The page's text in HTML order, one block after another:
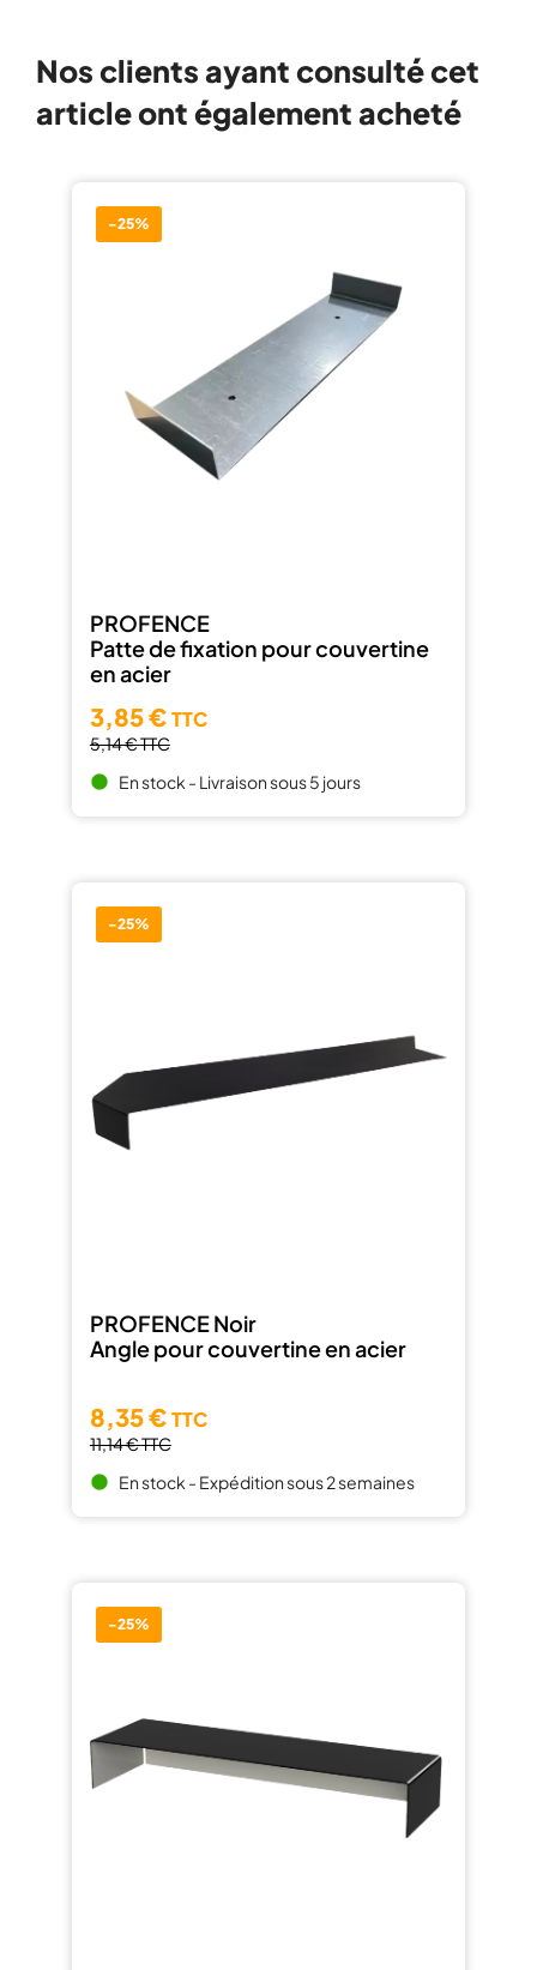
Nos clients ayant consulté cet
article ont également acheté
-25%
PROFENCE
Patte de fixation pour couvertine
en acier
3,85 €TTC
5,14 €TTC
brightness_1 En stock - Livraison sous 5 jours
-25%
PROFENCE Noir
Angle pour couvertine en acier
8,35 €TTC
11,14 €TTC
brightness_1 En stock - Expédition sous 2 semaines
-25%